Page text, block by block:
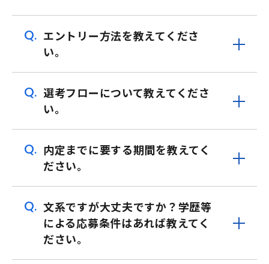
Q. エントリー方法を教えてくださ
い。
Q. 選考フローについて教えてくださ
い。
Q. 内定までに要する期間を教えてく
ださい。
Q. 文系ですが大丈夫ですか？学歴等
による応募条件はあれば教えてく
ださい。